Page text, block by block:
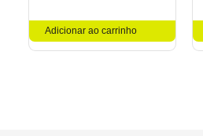
Adicionar ao carrinho